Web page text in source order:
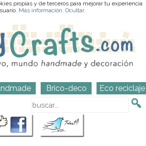
propias y de terceros para mejorar tu experiencia
Más información. Ocultar.
Brico-deco Eco reciclaje